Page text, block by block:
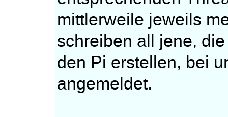
mittlerweile jeweils
schreiben all jene,
den Pi erstellen, bei
angemeldet.